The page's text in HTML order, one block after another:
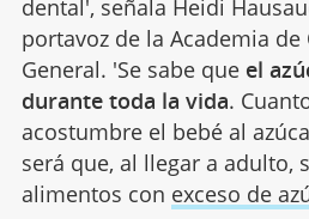
dental', señala Heidi
portavoz de la Academia
General. 'Se sabe que el
durante toda la vida.
acostumbre el bebé al
será que, al llegar a adulto,
alimentos con exceso de